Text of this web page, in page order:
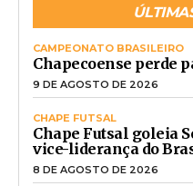
CAMPEONATO BRASILEIRO
Chapecoense perde
9 DE AGOSTO DE 2026
CHAPE FUTSAL
Chape Futsal goleia
vice-liderança do
8 DE AGOSTO DE 2026